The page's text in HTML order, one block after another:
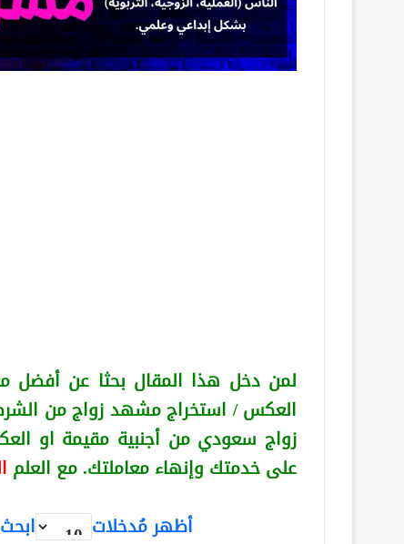
لمن دخل هذا المقال بحثا عن أفضل
العكس/ استخراج مشهد زواج من
زواج سعودي من أجنبية مقيمة او
على خدمتك وإنهاء معاملتك. مع العلم
أظهر مُدخلات